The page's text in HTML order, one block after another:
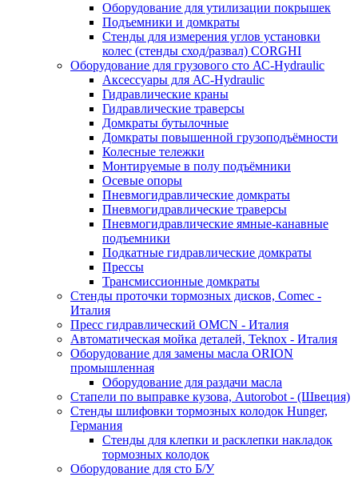
Оборудование для утилизации покрышек
Подъемники и домкраты
Стенды для измерения углов установки
колес (стенды сход/развал) CORGHI
Оборудование для грузового сто АС-Hydraulic
Аксессуары для АС-Hydraulic
Гидравлические краны
Гидравлические траверсы
Домкраты бутылочные
Домкраты повышенной грузоподъёмности
Колесные тележки
Монтируемые в полу подъёмники
Осевые опоры
Пневмогидравлические домкраты
Пневмогидравлические траверсы
Пневмогидравлические ямные-канавные
подъемники
Подкатные гидравлические домкраты
Прессы
Трансмиссионные домкраты
Стенды проточки тормозных дисков, Comec -
Италия
Пресс гидравлический OMCN - Италия
Автоматическая мойка деталей, Teknox - Италия
Оборудование для замены масла ORION
промышленная
Оборудование для раздачи масла
Стапели по выправке кузова, Autorobot - (Швеция)
Стенды шлифовки тормозных колодок Hunger,
Германия
Стенды для клепки и расклепки накладок
тормозных колодок
Оборудование для сто Б/У